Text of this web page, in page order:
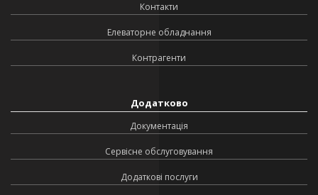
Контакти
Елеваторне обладнання
Контрагенти
Додатково
Документація
Сервісне обслуговування
Додаткові послуги